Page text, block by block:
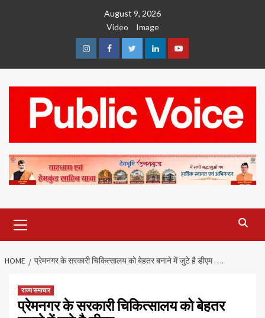
August 9, 2026
Video
Image
InstagramFacebookTwitterLinkedinYoutube
Menu
HOME प्रेमनगर के सरकारी चिकित्सालय को बेहतर बनाने में जुटे है डीएम ….
राज्य समाचार
प्रेमनगर के सरकारी चिकित्सालय को बेहतर